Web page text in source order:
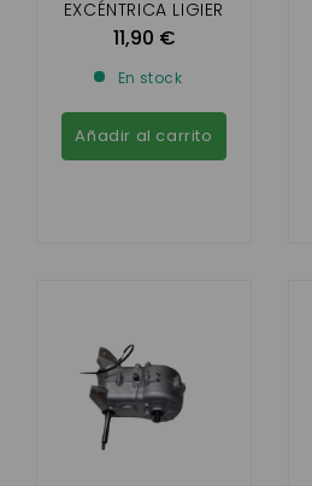
EXCÉNTRICA LIGIER
XTOO S ,R ,RS
MICROCAR CARGO
(MOTOR DCI )
11,90 €
En stock
Añadir al carrito